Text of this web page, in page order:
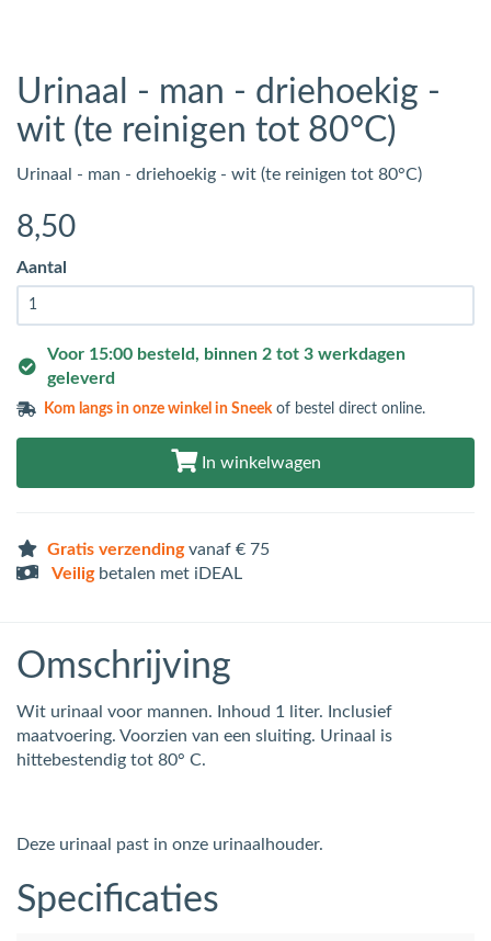
Urinaal - man - driehoekig -
wit (te reinigen tot 80°C)
Urinaal - man - driehoekig - wit (te reinigen tot 80°C)
8,50
Aantal
Voor 15:00 besteld, binnen 2 tot 3 werkdagen
geleverd
Kom langs inonze winkel in Sneekof bestel direct online.
In winkelwagen
Gratis verzendingvanaf € 75
Veiligbetalen met iDEAL
Omschrijving
Wit urinaal voor mannen. Inhoud 1 liter. Inclusief
maatvoering. Voorzien van een sluiting. Urinaal is
hittebestendig tot 80° C.
Deze urinaal past in onze urinaalhouder.
Specificaties